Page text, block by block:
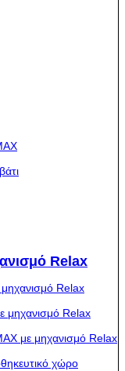
Relax
μηχανισμό Relax
μηχανισμό Relax
με μηχανισμό Relax
χώρο